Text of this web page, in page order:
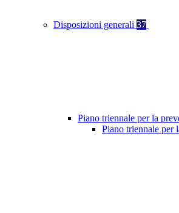
Disposizioni generali 37
Piano triennale per la
Piano triennale per